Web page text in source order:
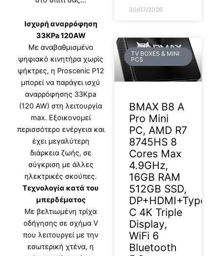
Ισχυρή αναρρόφηση
33KPa 120AW
Με αναβαθμισμένο
ψηφιακό κινητήρα χωρίς
ψήκτρες, η Proscenic P12
μπορεί να παράγει ισχύ
αναρρόφησης 33Kpa
(120 AW) στη λειτουργία
max. Εξοικονομεί
περισσότερο ενέργεια και
έχει μεγαλύτερη
διάρκεια ζωής, σε
σύγκριση με άλλες
ηλεκτρικές σκούπες.
Τεχνολογία κατά του
μπερδέματος
Με βελτιωμένη τρίχα
οδήγησης σε σχήμα V
που λειτουργεί με την
εσωτερική χτένα, η
30/07/2026
TV BOXES & MINI
PCS
BMAX B8 A
Pro Mini
PC, AMD R7
8745HS 8
Cores Max
4.9GHz,
16GB RAM
512GB SSD,
DP+HDMI+Type-
C 4K Triple
Display,
WiFi 6
Bluetooth